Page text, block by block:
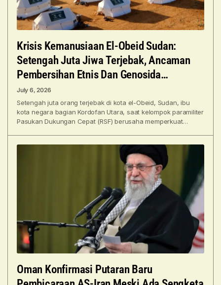
Krisis Kemanusiaan El-Obeid Sudan:
Setengah Juta Jiwa Terjebak, Ancaman
Pembersihan Etnis Dan Genosida
Membayangi
July 6, 2026
Setengah juta orang terjebak di kota el-Obeid, Sudan, ibu
kota negara bagian Kordofan Utara, saat kelompok paramiliter
Pasukan Dukungan Cepat (RSF) berusaha memperkuat
Oman Konfirmasi Putaran Baru